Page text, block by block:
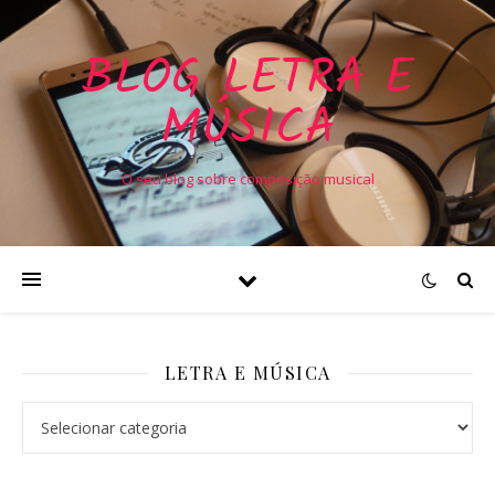
BLOG LETRA E
MÚSICA
O seu blog sobre composição musical
LETRA E MÚSICA